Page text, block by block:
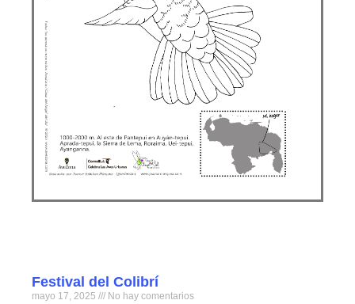
Festival del Colibrí
mayo 17, 2025 No hay comentarios